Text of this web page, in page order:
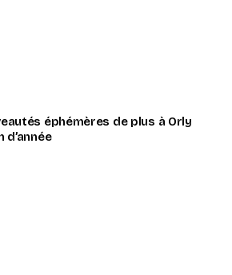
éphémères de plus à Orly